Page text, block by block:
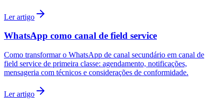
Ler artigo
WhatsApp como canal de field service
Como transformar o WhatsApp de canal secundário em canal de
field service de primeira classe: agendamento, notificações,
mensageria com técnicos e considerações de conformidade.
Ler artigo